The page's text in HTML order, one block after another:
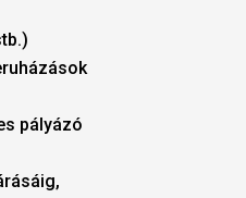
pályázó